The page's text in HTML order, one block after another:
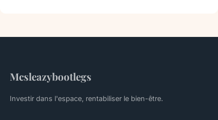
Mcsleazybootlegs
Investir dans l'espace, rentabiliser le bien-être.